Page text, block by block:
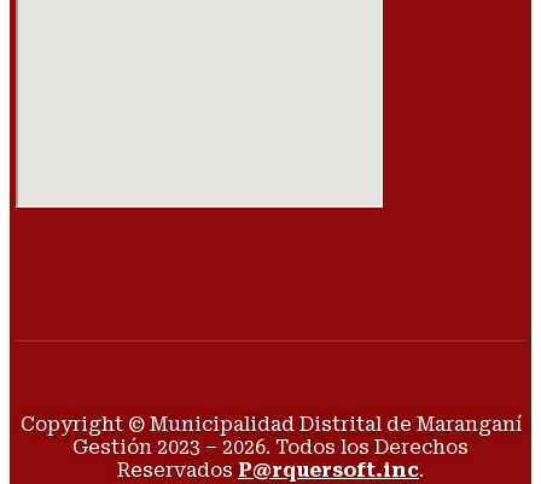
Copyright © Municipalidad Distrital de Maranganí
Gestión 2023 – 2026. Todos los Derechos
Reservados P@rquersoft.inc.